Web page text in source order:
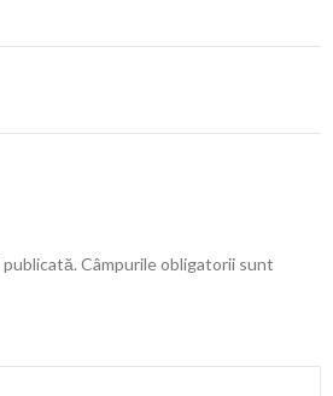
publicată. Câmpurile obligatorii sunt